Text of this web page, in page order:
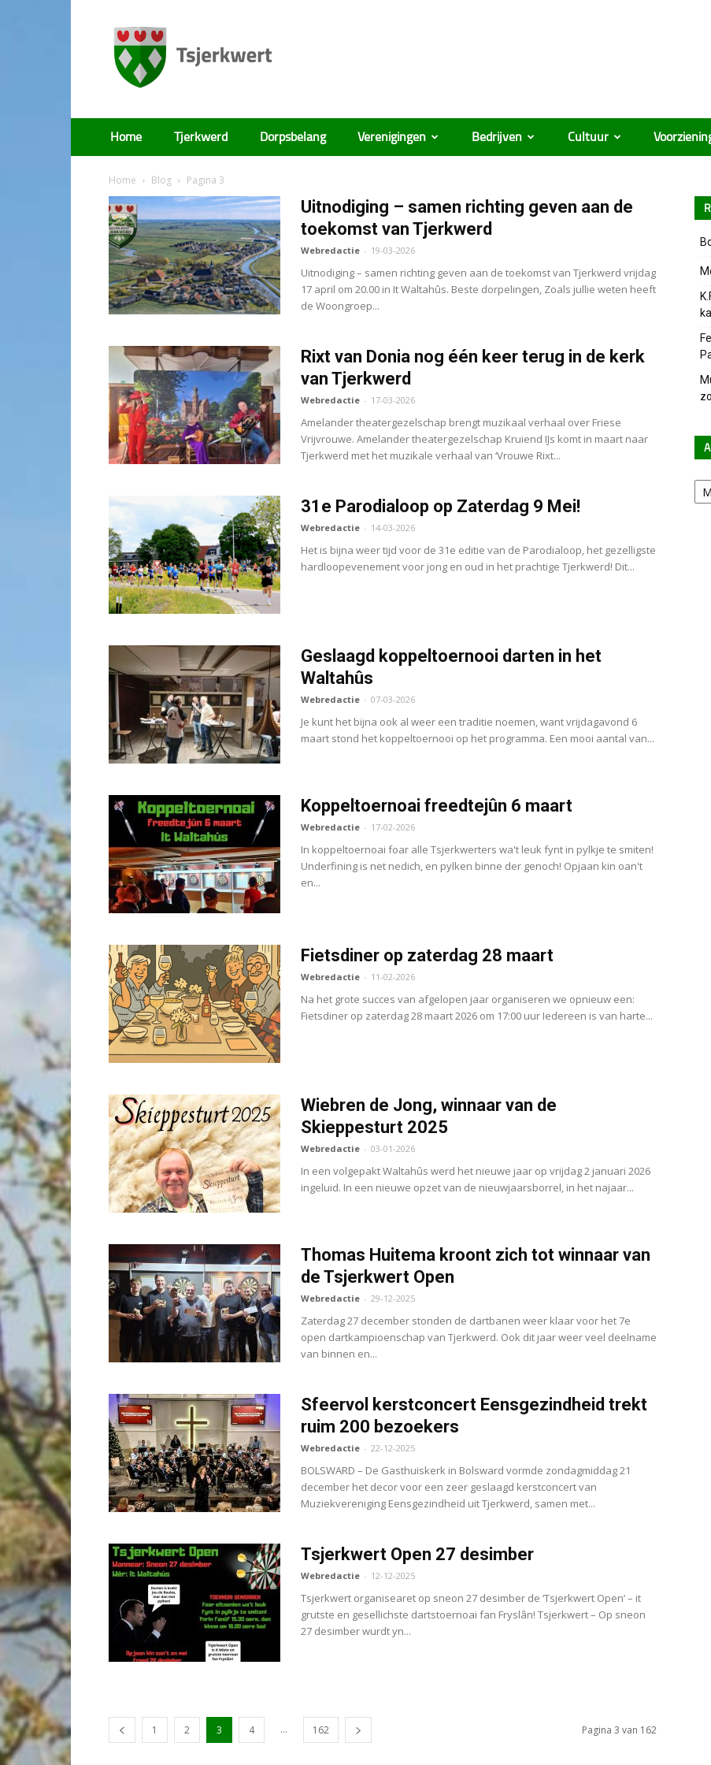
Tsjerkwert
Home Tjerkwerd Dorpsbelang Verenigingen Bedrijven Cultuur
Home Blog Pagina 3
Uitnodiging – samen richting geven aan de
toekomst van Tjerkwerd
Webredactie - 19-03-2026
Uitnodiging – samen richting geven aan de toekomst van Tjerkwerd vrijdag
17 april om 20.00 in It Waltahûs. Beste dorpelingen, Zoals jullie weten heeft
de Woongroep...
Rixt van Donia nog één keer terug in de kerk
van Tjerkwerd
Webredactie - 17-03-2026
Amelander theatergezelschap brengt muzikaal verhaal over Friese
Vrijvrouwe. Amelander theatergezelschap Kruiend IJs komt in maart naar
Tjerkwerd met het muzikale verhaal van ‘Vrouwe Rixt...
31e Parodialoop op Zaterdag 9 Mei!
Webredactie - 14-03-2026
Het is bijna weer tijd voor de 31e editie van de Parodialoop, het gezelligste
hardloopevenement voor jong en oud in het prachtige Tjerkwerd! Dit...
Geslaagd koppeltoernooi darten in het
Waltahûs
Webredactie - 07-03-2026
Je kunt het bijna ook al weer een traditie noemen, want vrijdagavond 6
maart stond het koppeltoernooi op het programma. Een mooi aantal van...
Koppeltoernoai freedtejûn 6 maart
Webredactie - 17-02-2026
In koppeltoernoai foar alle Tsjerkwerters wa't leuk fynt in pylkje te smiten!
Underfining is net nedich, en pylken binne der genoch! Opjaan kin oan't
en...
Fietsdiner op zaterdag 28 maart
Webredactie - 11-02-2026
Na het grote succes van afgelopen jaar organiseren we opnieuw een:
Fietsdiner op zaterdag 28 maart 2026 om 17:00 uur Iedereen is van harte...
Wiebren de Jong, winnaar van de
Skieppesturt 2025
Webredactie - 03-01-2026
In een volgepakt Waltahûs werd het nieuwe jaar op vrijdag 2 januari 2026
ingeluid. In een nieuwe opzet van de nieuwjaarsborrel, in het najaar...
Thomas Huitema kroont zich tot winnaar van
de Tsjerkwert Open
Webredactie - 29-12-2025
Zaterdag 27 december stonden de dartbanen weer klaar voor het 7e
open dartkampioenschap van Tjerkwerd. Ook dit jaar weer veel deelname
van binnen en...
Sfeervol kerstconcert Eensgezindheid trekt
ruim 200 bezoekers
Webredactie - 22-12-2025
BOLSWARD – De Gasthuiskerk in Bolsward vormde zondagmiddag 21
december het decor voor een zeer geslaagd kerstconcert van
Muziekvereniging Eensgezindheid uit Tjerkwerd, samen met...
Tsjerkwert Open 27 desimber
Webredactie - 12-12-2025
Tsjerkwert organisearet op sneon 27 desimber de ‘Tsjerkwert Open’ – it
grutste en gesellichste dartstoernoai fan Fryslân! Tsjerkwert – Op sneon
27 desimber wurdt yn...
1 2 3 4 ... 162 Pagina 3 van 162